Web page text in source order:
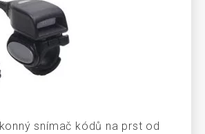
snímač kódů na prst od